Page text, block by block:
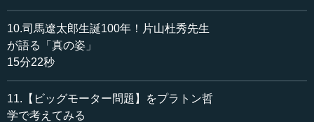
10.司馬遼太郎生誕100年！片山杜秀先生
が語る「真の姿」
15分22秒
11.【ビッグモーター問題】をプラトン哲
学で考えてみる